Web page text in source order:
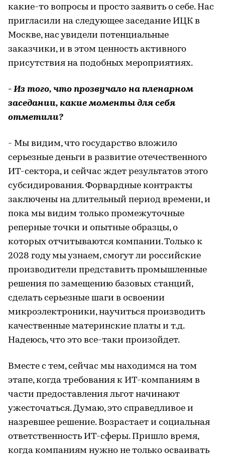
какие-то вопросы и просто заявить о себе. Нас
пригласили на следующее заседание ИЦК в
Москве, нас увидели потенциальные
заказчики, и в этом ценность активного
присутствия на подобных мероприятиях.
- Из того, что прозвучало на пленарном
заседании, какие моменты для себя
отметили?
- Мы видим, что государство вложило
серьезные деньги в развитие отечественного
ИТ-сектора, и сейчас ждет результатов этого
субсидирования. Форвардные контракты
заключены на длительный период времени, и
пока мы видим только промежуточные
реперные точки и опытные образцы, о
которых отчитываются компании. Только к
2028 году мы узнаем, смогут ли российские
производители представить промышленные
решения по замещению базовых станций,
сделать серьезные шаги в освоении
микроэлектроники, научиться производить
качественные материнские платы и т.д.
Надеюсь, что это все-таки произойдет.
Вместе с тем, сейчас мы находимся на том
этапе, когда требования к ИТ-компаниям в
части предоставления льгот начинают
ужесточаться. Думаю, это справедливое и
назревшее решение. Возрастает и социальная
ответственность ИТ-сферы. Пришло время,
когда компаниям нужно не только осваивать